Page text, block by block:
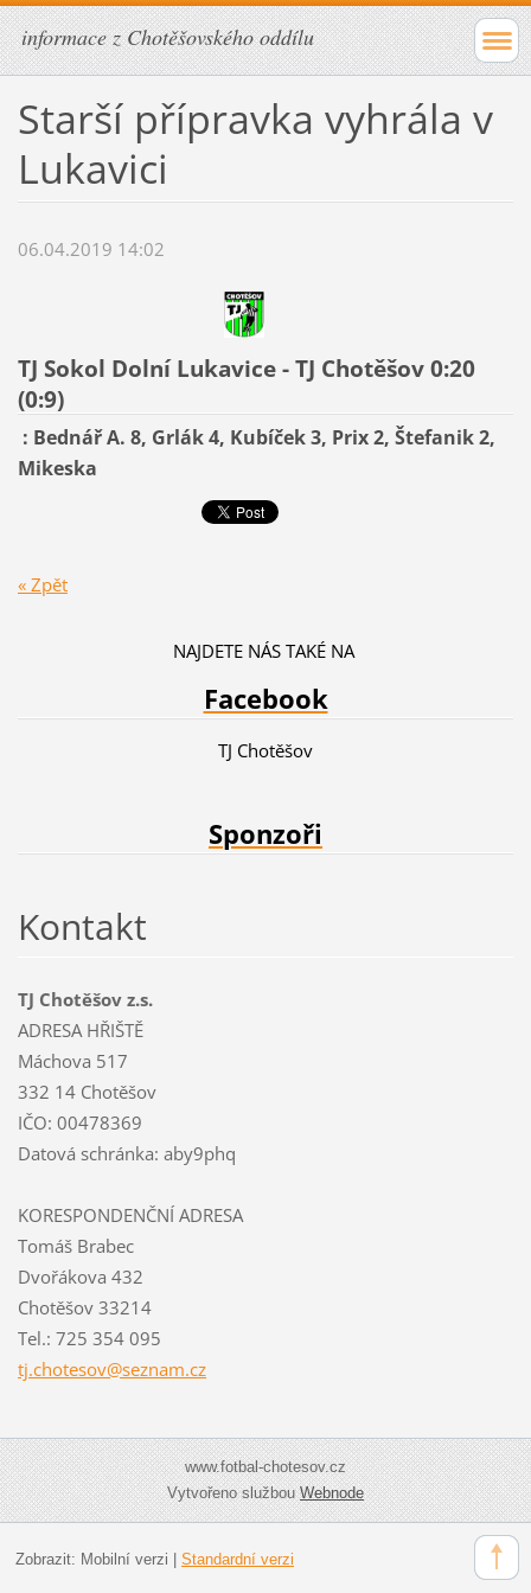
informace z Chotěšovského oddílu
Starší přípravka vyhrála v
Lukavici
06.04.2019 14:02
TJ Sokol Dolní Lukavice - TJ Chotěšov 0:20
(0:9)
: Bednář A. 8, Grlák 4, Kubíček 3, Prix 2, Štefanik 2,
Mikeska
« Zpět
NAJDETE NÁS TAKÉ NA
Facebook
TJ Chotěšov
Sponzoři
Kontakt
TJ Chotěšov z.s.
ADRESA HŘIŠTĚ
Máchova 517
332 14 Chotěšov
IČO: 00478369
Datová schránka: aby9phq
KORESPONDENČNÍ ADRESA
Tomáš Brabec
Dvořákova 432
Chotěšov 33214
Tel.: 725 354 095
tj.chotesov@seznam.cz
www.fotbal-chotesov.cz
Vytvořeno službouWebnode
Zobrazit: Mobilní verzi Standardní verzi